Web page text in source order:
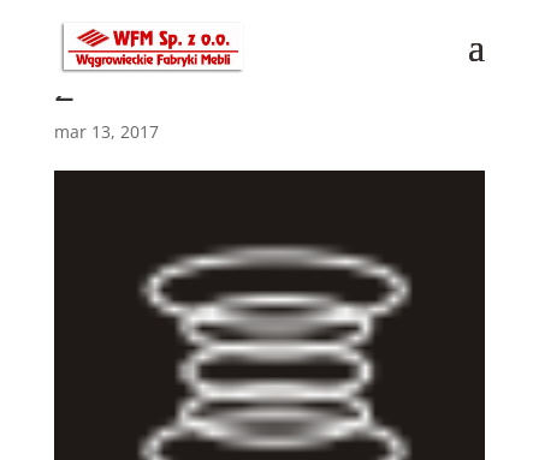
2
mar 13, 2017